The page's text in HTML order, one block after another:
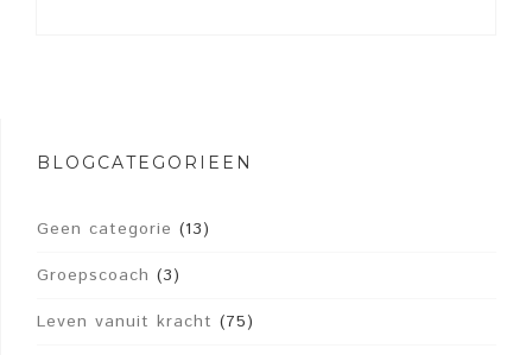
BLOGCATEGORIEËN
Geen categorie (13)
Groepscoach (3)
Leven vanuit kracht (75)